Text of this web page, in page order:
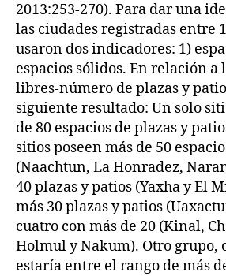
2013:253-270). Para dar una
las ciudades registradas entre
usaron dos indicadores: 1)
espacios sólidos. En relación a
libres-número de plazas y
siguiente resultado: Un solo
de 80 espacios de plazas y
sitios poseen más de 50
(Naachtun, La Honradez,
40 plazas y patios (Yaxha y El
más 30 plazas y patios
cuatro con más de 20 (Kinal,
Holmul y Nakum). Otro grupo,
estaría entre el rango de más